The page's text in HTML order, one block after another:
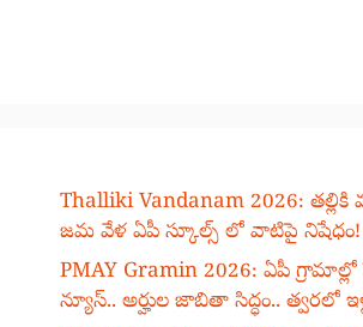
Thalliki Vandanam 2026: తల్లికి
జమ వేళ ఏపీ స్కూల్స్ లో వాటిపై నిషేధం!
PMAY Gramin 2026: ఏపీ గ్రామాల్లో
న్యూస్.. అర్హుల జాబితా సిద్ధం.. త్వరలో